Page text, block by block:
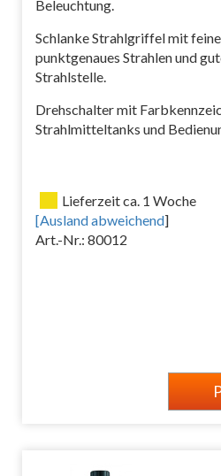
Beleuchtung.
Schlanke Strahlgriffel mit
punktgenaues Strahlen und
Strahlstelle.
Drehschalter mit
Strahlmitteltanks und
Lieferzeit ca. 1 Woche
[Ausland abweichend]
Art.-Nr.: 80012